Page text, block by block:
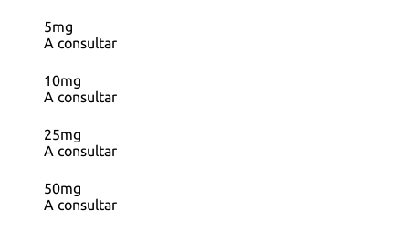
5mg
A consultar
10mg
A consultar
25mg
A consultar
50mg
A consultar